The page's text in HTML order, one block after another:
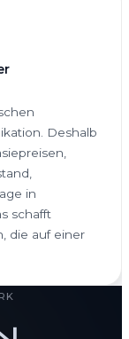
Deshalb
in
schafft
die auf einer